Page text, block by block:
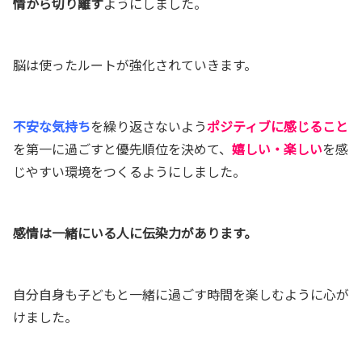
脳は使ったルートが強化されていきます。
不安な気持ちを繰り返さないようポジティブに感じること
を第一に過ごすと優先順位を決めて、 嬉しい・楽しいを感
じやすい環境をつくるようにしました。
感情は一緒にいる人に伝染力があります。
自分自身も子どもと一緒に過ごす時間を楽しむように心が
けました。